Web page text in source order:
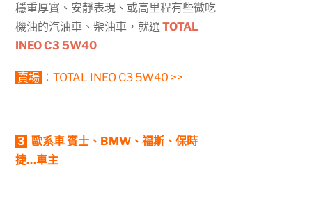
穩重厚實、安靜表現、或高里程有些微吃
機油的汽油車、柴油車，就選TOTAL
INEO C3 5W40
賣場 ：TOTAL INEO C3 5W40 >>
3 歐系車 賓士、BMW、福斯、保時
捷…車主